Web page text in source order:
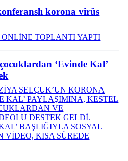
korona virüs
TOPLANTI YAPTI
‘Evinde Kal’
SELÇUK’UN KORONA
KAL’ PAYLAŞIMINA, KESTEL
VE
DESTEK GELDİ.
BAŞLIĞIYLA SOSYAL
VİDEO, KISA SÜREDE